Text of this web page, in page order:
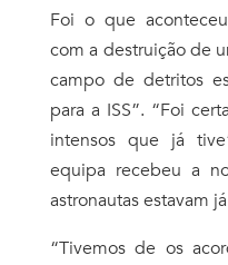
Foi o que
com a destruição de
campo de detritos
para a ISS”. “Foi
intensos que já
equipa recebeu a
astronautas estavam
“Tivemos de os